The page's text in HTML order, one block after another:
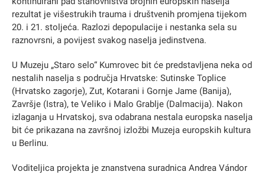
rezultat je višestrukih trauma i društvenih promjena tijekom
20. i 21. stoljeća. Razlozi depopulacije i nestanka sela su
raznovrsni, a povijest svakog naselja jedinstvena.
U Muzeju „Staro selo“ Kumrovec bit će predstavljena neka od
nestalih naselja s područja Hrvatske: Sutinske Toplice
(Hrvatsko zagorje), Zut, Kotarani i Gornje Jame (Banija),
Završje (Istra), te Veliko i Malo Grablje (Dalmacija). Nakon
izlaganja u Hrvatskoj, sva odabrana nestala europska naselja
bit će prikazana na završnoj izložbi Muzeja europskih kultura
u Berlinu.
Voditeljica projekta je znanstvena suradnica Andrea Vándor